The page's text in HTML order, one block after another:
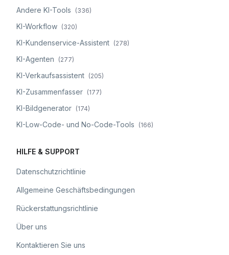
Andere KI-Tools (336)
KI-Workflow (320)
KI-Kundenservice-Assistent (278)
KI-Agenten (277)
KI-Verkaufsassistent (205)
KI-Zusammenfasser (177)
KI-Bildgenerator (174)
KI-Low-Code- und No-Code-Tools (166)
HILFE & SUPPORT
Datenschutzrichtlinie
Allgemeine Geschäftsbedingungen
Rückerstattungsrichtlinie
Über uns
Kontaktieren Sie uns